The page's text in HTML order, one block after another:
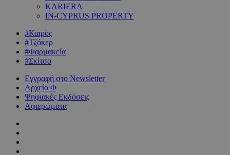
KARIERA
IN-CYPRUS PROPERTY
#Καιρός
#Τζόκερ
#Φαρμακεία
#Σκίτσο
Εγγραφή στο Newsletter
Αρχείο Φ
Ψηφιακές Εκδόσεις
Αφιερώματα